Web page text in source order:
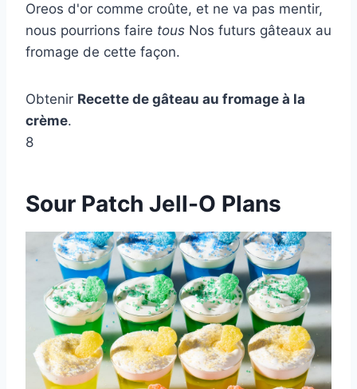
Oreos d'or comme croûte, et ne va pas mentir,
nous pourrions faire tous Nos futurs gâteaux au
fromage de cette façon.
Obtenir Recette de gâteau au fromage à la
crème.
8
Sour Patch Jell-O Plans